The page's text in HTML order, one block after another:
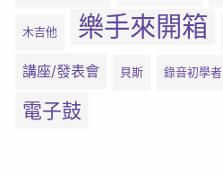
木吉他 樂手來開箱
講座/發表會 貝斯 錄音初學者
電子鼓